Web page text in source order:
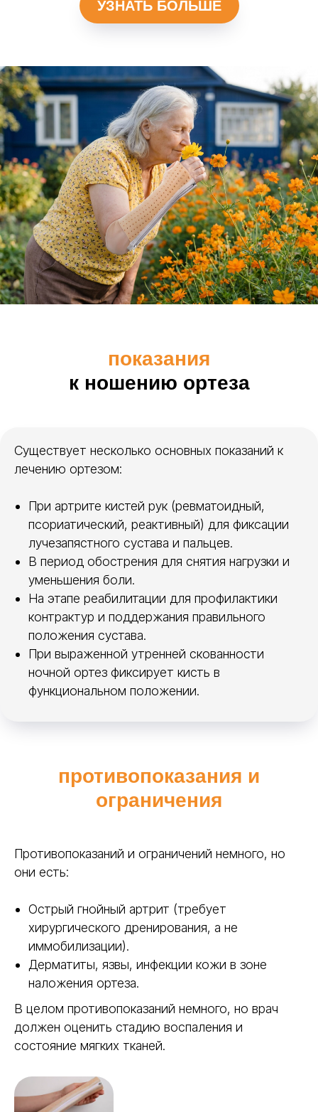
УЗНАТЬ БОЛЬШЕ
показания
к ношению ортеза
Существует несколько основных показаний к
лечению ортезом:
При артрите кистей рук (ревматоидный,
псориатический, реактивный) для фиксации
лучезапястного сустава и пальцев.
В период обострения для снятия нагрузки и
уменьшения боли.
На этапе реабилитации для профилактики
контрактур и поддержания правильного
положения сустава.
При выраженной утренней скованности
ночной ортез фиксирует кисть в
функциональном положении.
противопоказания и
ограничения
Противопоказаний и ограничений немного, но
они есть:
Острый гнойный артрит (требует
хирургического дренирования, а не
иммобилизации).
Дерматиты, язвы, инфекции кожи в зоне
наложения ортеза.
В целом противопоказаний немного, но врач
должен оценить стадию воспаления и
состояние мягких тканей.
Листы Polyeasy
Материал, который даёт врачу
под задачу, экспериментировать с
формой и находить решения даже в
сложных клинических случаях.
Получить консультацию
Доступны в разной толщине
для нетипичных клинических
Компания PolyEasy производит
низкотемпературный термопластик для
ортезирования и готовые ортезы на кисть и
лучезапястный сустав.
Листы Polyeasy —
для индивидуального
моделирования. Вы сами создаёте ортез
на кисть, идеально подгоняя под
анатомию пациента. Материал легко
режется, склеивается при нагреве,
Готовые ортезы Polyeasy —
универсальное решение для